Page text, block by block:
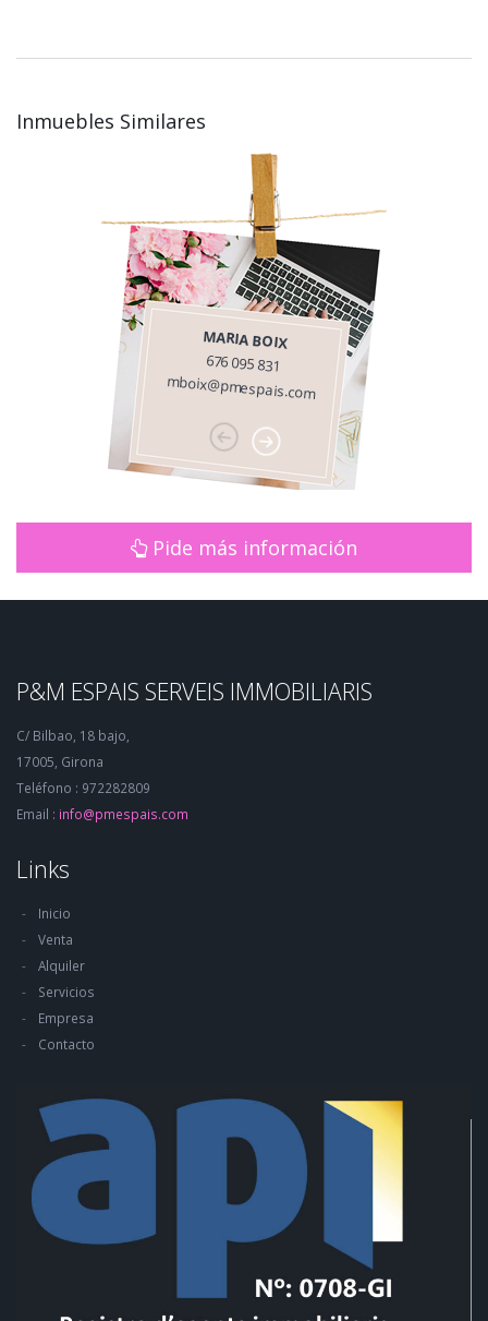
Inmuebles Similares
MARIA BOIX
676 095 831
mboix@pmespais.com
Pide más información
P&M ESPAIS SERVEIS IMMOBILIARIS
C/ Bilbao, 18 bajo,
17005, Girona
Teléfono : 972282809
Email : info@pmespais.com
Links
Inicio
Venta
Alquiler
Servicios
Empresa
Contacto